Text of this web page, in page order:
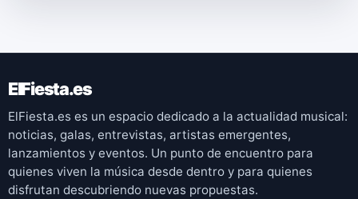
ElFiesta.es
ElFiesta.es es un espacio dedicado a la actualidad musical:
noticias, galas, entrevistas, artistas emergentes,
lanzamientos y eventos. Un punto de encuentro para
quienes viven la música desde dentro y para quienes
disfrutan descubriendo nuevas propuestas.